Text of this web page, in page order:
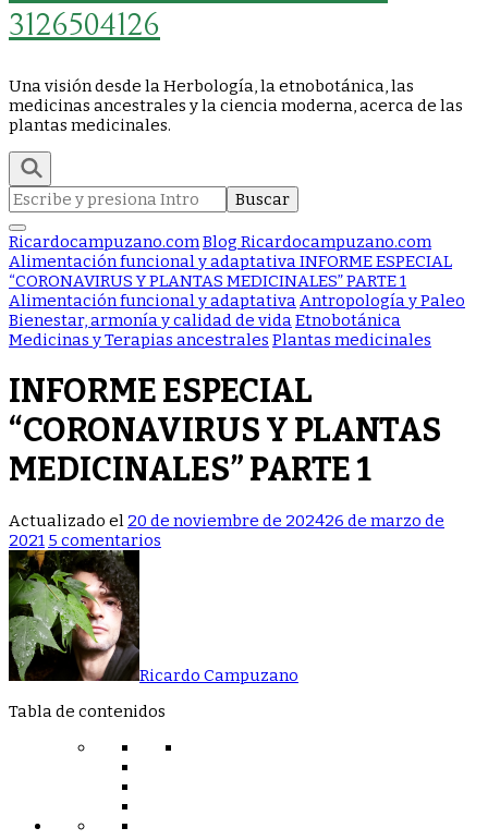
3126504126
Una visión desde la Herbología, la etnobotánica, las
medicinas ancestrales y la ciencia moderna, acerca de las
plantas medicinales.
Buscar:
Ricardocampuzano.comBlog Ricardocampuzano.com
Alimentación funcional y adaptativaINFORME ESPECIAL
“CORONAVIRUS Y PLANTAS MEDICINALES” PARTE 1
Alimentación funcional y adaptativaAntropología y Paleo
Bienestar, armonía y calidad de vidaEtnobotánica
Medicinas y Terapias ancestrales Plantas medicinales
INFORME ESPECIAL
“CORONAVIRUS Y PLANTAS
MEDICINALES” PARTE 1
Actualizado el 20 de noviembre de 202426 de marzo de
2021 5 comentarios
PARTE
Ricardo Campuzano
Tabla de contenidos